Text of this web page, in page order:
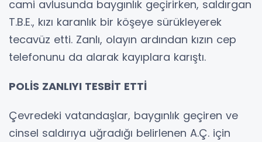
cami avlusunda baygınlık geçirirken, saldırgan
T.B.E., kızı karanlık bir köşeye sürükleyerek
tecavüz etti. Zanlı, olayın ardından kızın cep
telefonunu da alarak kayıplara karıştı.
POLİS ZANLIYI TESBİT ETTİ
Çevredeki vatandaşlar, baygınlık geçiren ve
cinsel saldırıya uğradığı belirlenen A.Ç. için